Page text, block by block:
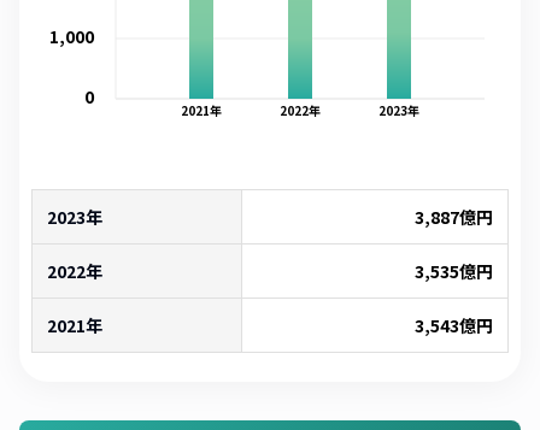
2021年 2022年 2023年
0
1,000
2023年 3,887億円
2022年 3,535億円
2021年 3,543億円